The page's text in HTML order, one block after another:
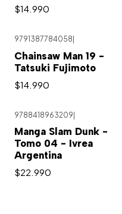
$14.990
9791387784058
Chainsaw Man 19 -
Tatsuki Fujimoto
$14.990
9788418963209
Manga Slam Dunk -
Tomo 04 - Ivrea
Argentina
$22.990